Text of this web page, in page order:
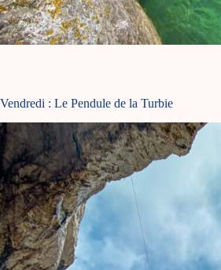
Vendredi : Le Pendule de la Turbie